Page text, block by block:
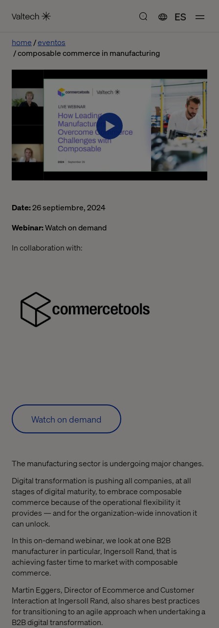
ES
home
eventos
composable commerce in manufacturing
Date:26 septiembre, 2024
Webinar:Watch on demand
In collaboration with:
Watch on demand
The manufacturing sector is undergoing major changes.
Digital transformation is pushing all companies, at all
stages of digital maturity, to embrace composable
commerce because of the operational flexibility it
provides — and for the organization-wide innovation it
can unlock.
In this on-demand webinar, we look at one B2B
manufacturer in particular, Ingersoll Rand, that is
achieving faster time to market with composable
commerce.
Martin Eggers, Director of Ecommerce and Customer
Interaction at Ingersoll Rand, also shares best practices
for transitioning to an agile approach when undertaking a
B2B digital transformation.